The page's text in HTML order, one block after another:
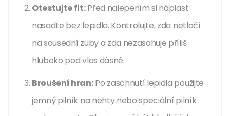
Otestujte fit:Před nalepením si náplast
nasadte bez lepidla. Kontrolujte, zda netlačí
na sousední zuby a zda nezasahuje příliš
hluboko pod vlas dásně.
Broušení hran:Po zaschnutí lepidla použijte
jemný pilník na nehty nebo speciální pilník